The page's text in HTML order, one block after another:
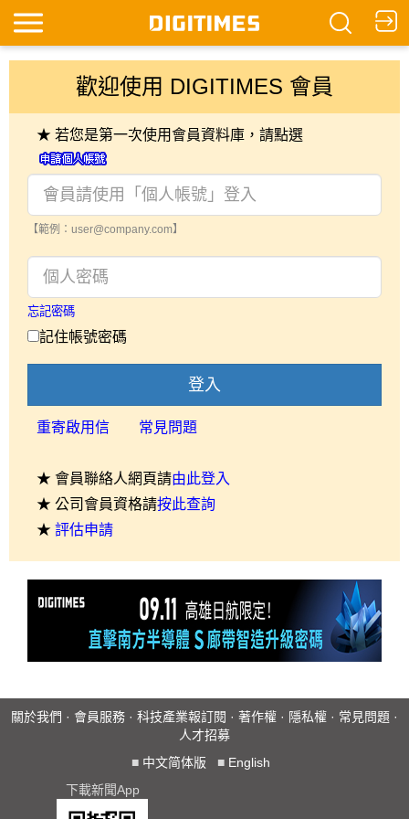
歡迎使用 DIGITIMES 會員
★ 若您是第一次使用會員資料庫，請點選
【範例：user@company.com】
忘記密碼
記住帳號密碼
登入
重寄啟用信 常見問題
★ 會員聯絡人網頁請由此登入
★ 公司會員資格請按此查詢
★ 評估申請
關於我們 · 會員服務 · 科技產業報訂閱 · 著作權 · 隱私權 · 常見問題 ·
人才招募
■ 中文简体版 ■ English
下載新聞App